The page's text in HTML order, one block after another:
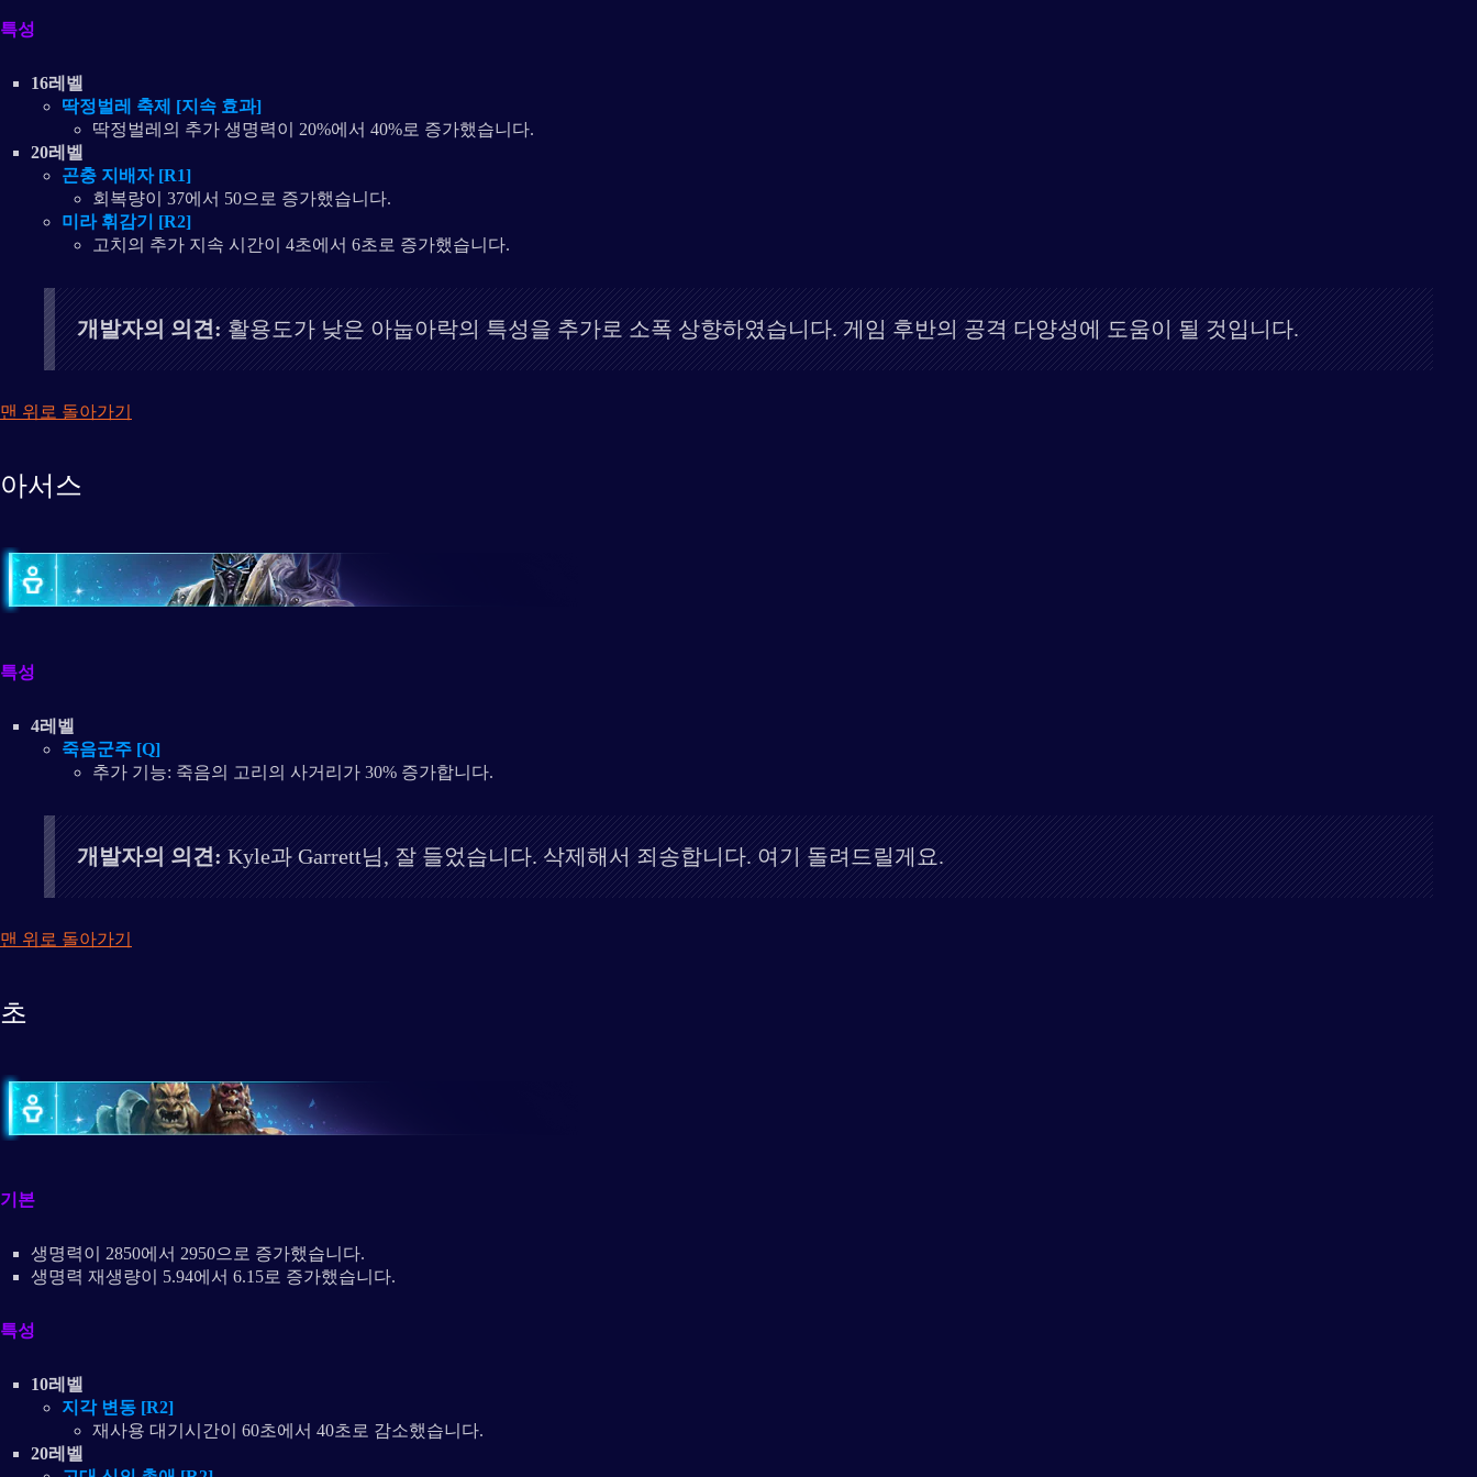
특성
16레벨
딱정벌레 축제 [지속 효과]
딱정벌레의 추가 생명력이 20%에서 40%로 증가했습니다.
20레벨
곤충 지배자 [R1]
회복량이 37에서 50으로 증가했습니다.
미라 휘감기 [R2]
고치의 추가 지속 시간이 4초에서 6초로 증가했습니다.
개발자의 의견:활용도가 낮은 아눕아락의 특성을 추가로 소폭 상향하였습니다. 게임 후반의 공격 다양성에 도움이 될 것입니다.
맨 위로 돌아가기
아서스
특성
4레벨
죽음군주 [Q]
추가 기능: 죽음의 고리의 사거리가 30% 증가합니다.
개발자의 의견:Kyle과 Garrett님, 잘 들었습니다. 삭제해서 죄송합니다. 여기 돌려드릴게요.
맨 위로 돌아가기
초
기본
생명력이 2850에서 2950으로 증가했습니다.
생명력 재생량이 5.94에서 6.15로 증가했습니다.
특성
10레벨
지각 변동 [R2]
재사용 대기시간이 60초에서 40초로 감소했습니다.
20레벨